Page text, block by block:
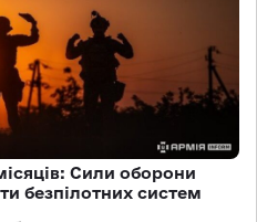
Сили оборони
безпілотних систем